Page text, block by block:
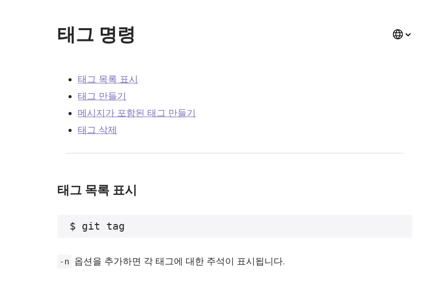
태그 명령
태그 목록 표시
태그 만들기
메시지가 포함된 태그 만들기
태그 삭제
태그 목록 표시
-n 옵션을 추가하면 각 태그에 대한 주석이 표시됩니다.